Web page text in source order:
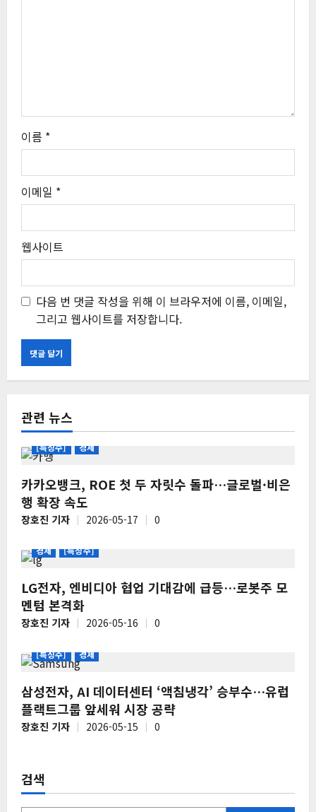
이름 *
이메일 *
웹사이트
다음 번 댓글 작성을 위해 이 브라우저에 이름, 이메일,
그리고 웹사이트를 저장합니다.
관련 뉴스
[특징주] 경제
카카오뱅크, ROE 첫 두 자릿수 돌파…글로벌·비은
행 확장 속도
장호진 기자 2026-05-17 0
경제 [특징주]
LG전자, 엔비디아 협업 기대감에 급등…로봇주 모
멘텀 본격화
장호진 기자 2026-05-16 0
[특징주] 경제
삼성전자, AI 데이터센터 ‘액침냉각’ 승부수…유럽
플랙트그룹 앞세워 시장 공략
장호진 기자 2026-05-15 0
검색